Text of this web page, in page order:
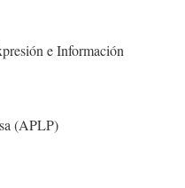
e Información
(APLP)